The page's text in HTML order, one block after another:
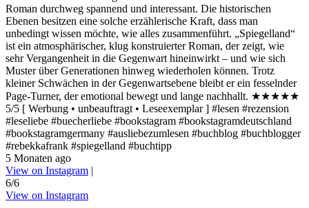
Roman durchweg spannend und interessant. Die historischen
Ebenen besitzen eine solche erzählerische Kraft, dass man
unbedingt wissen möchte, wie alles zusammenführt. „Spiegelland“
ist ein atmosphärischer, klug konstruierter Roman, der zeigt, wie
sehr Vergangenheit in die Gegenwart hineinwirkt – und wie sich
Muster über Generationen hinweg wiederholen können. Trotz
kleiner Schwächen in der Gegenwartsebene bleibt er ein fesselnder
Page-Turner, der emotional bewegt und lange nachhallt. ★★★★★
5/5 [ Werbung • unbeauftragt • Leseexemplar ] #lesen #rezension
#leseliebe #buecherliebe #bookstagram #bookstagramdeutschland
#bookstagramgermany #ausliebezumlesen #buchblog #buchblogger
#rebekkafrank #spiegelland #buchtipp
5 Monaten ago
View on Instagram |
6/6
View on Instagram